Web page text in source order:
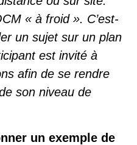
« à froid ». C’est-
un sujet sur un plan
est invité à
afin de se rendre
son niveau de
un exemple de